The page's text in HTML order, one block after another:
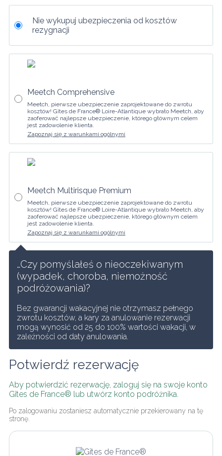
Nie wykupuj ubezpieczenia od kosztów
rezygnacji
Meetch Comprehensive
Meetch, pierwsze ubezpieczenie zaprojektowane do zwrotu
kosztów! Gîtes de France® Loire-Atlantique wybrało Meetch, aby
zaoferować najlepsze ubezpieczenie, którego głównym celem
jest zadowolenie klienta.
Zapoznaj się z warunkami ogólnymi
Meetch Multirisque Premium
Meetch, pierwsze ubezpieczenie zaprojektowane do zwrotu
kosztów! Gîtes de France® Loire-Atlantique wybrało Meetch, aby
zaoferować najlepsze ubezpieczenie, którego głównym celem
jest zadowolenie klienta.
Zapoznaj się z warunkami ogólnymi
…Czy pomyślałeś o nieoczekiwanym
(wypadek, choroba, niemożność
podróżowania)?
Bez gwarancji wakacyjnej nie otrzymasz pełnego
zwrotu kosztów, a kary za anulowanie rezerwacji
mogą wynosić od 25 do 100% wartości wakacji, w
zależności od daty anulowania.
Potwierdź rezerwację
Aby potwierdzić rezerwację, zaloguj się na swoje konto
Gîtes de France® lub utwórz konto podróżnika.
Po zalogowaniu zostaniesz automatycznie przekierowany na tę
stronę.